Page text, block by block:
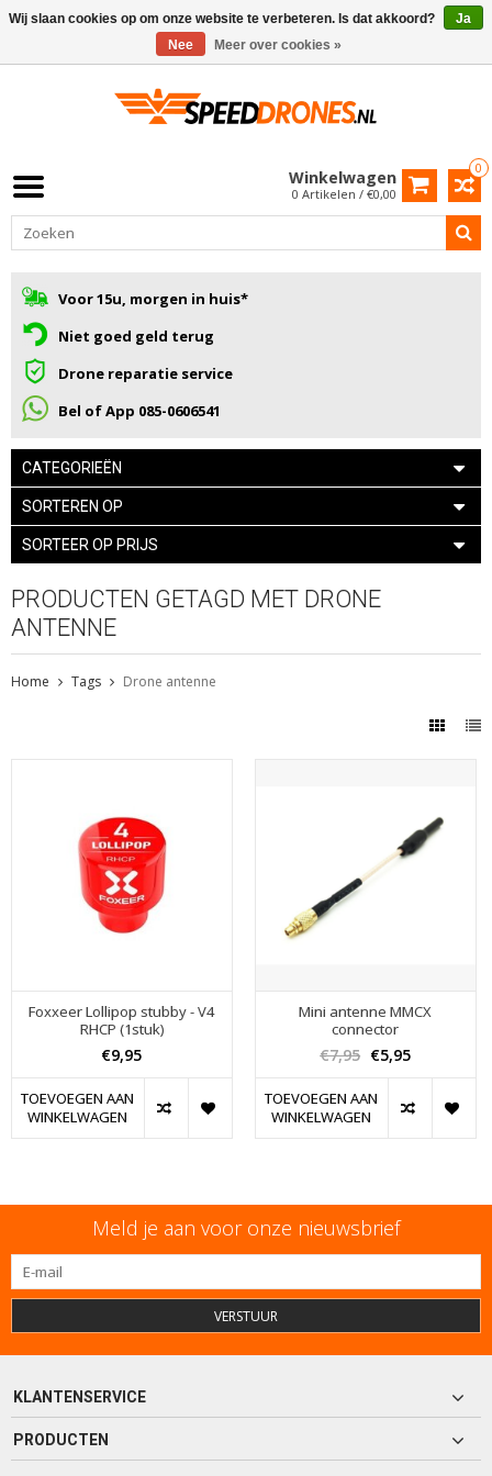
0
Winkelwagen
0 Artikelen / €0,00
Voor 15u, morgen in huis*
Niet goed geld terug
Drone reparatie service
Bel of App 085-0606541
CATEGORIEËN
SORTEREN OP
SORTEER OP PRIJS
PRODUCTEN GETAGD MET DRONE
ANTENNE
Home Tags Drone antenne
Foxxeer Lollipop stubby - V4
RHCP (1stuk)
€9,95
TOEVOEGEN AAN
WINKELWAGEN
Mini antenne MMCX
connector
€7,95 €5,95
TOEVOEGEN AAN
WINKELWAGEN
Meld je aan voor onze nieuwsbrief
VERSTUUR
KLANTENSERVICE
PRODUCTEN
Wij slaan cookies op om onze website te verbeteren. Is dat akkoord?
Ja
Nee
Meer over cookies »